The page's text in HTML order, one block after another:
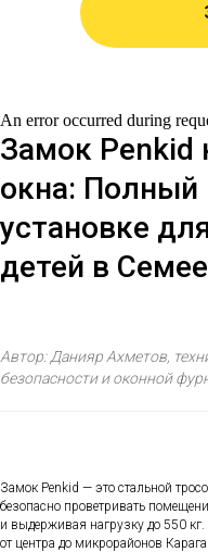
An error occurred during
Замок Penkid
окна: Полный
установке
детей в Семее
Автор: Данияр Ахметов,
безопасности и оконной
Замок Penkid — это стальной
безопасно проветривать
и выдерживая нагрузку до 550
от центра до микрорайонов